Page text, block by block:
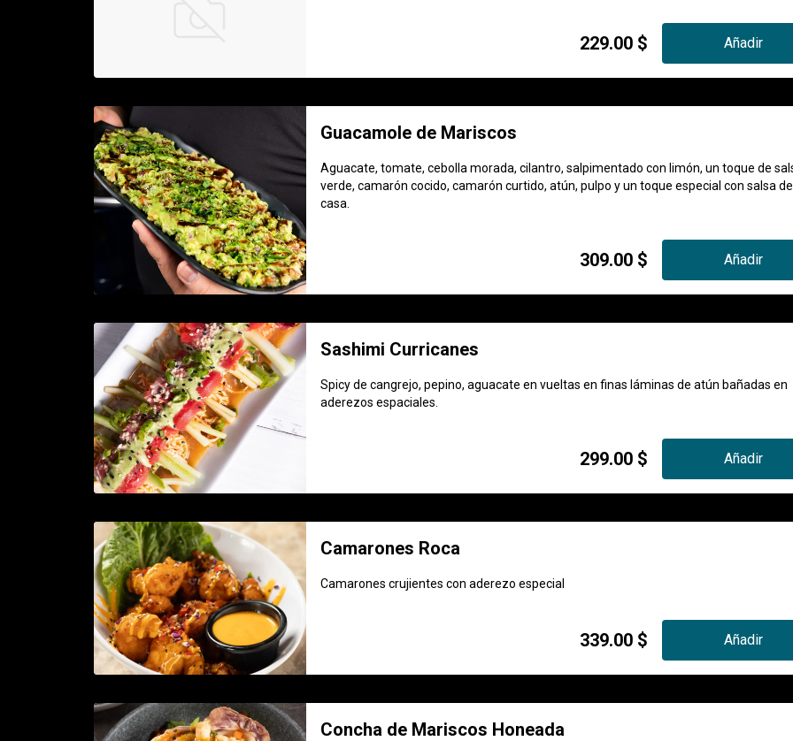
229.00 $ Añadir
Guacamole de Mariscos
Aguacate, tomate, cebolla morada, cilantro, salpimentado con limón, un toque de
verde, camarón cocido, camarón curtido, atún, pulpo y un toque especial con salsa
casa.
309.00 $ Añadir
Sashimi Curricanes
Spicy de cangrejo, pepino, aguacate en vueltas en finas láminas de atún bañadas en
aderezos espaciales.
299.00 $ Añadir
Camarones Roca
Camarones crujientes con aderezo especial
339.00 $ Añadir
Concha de Mariscos Honeada